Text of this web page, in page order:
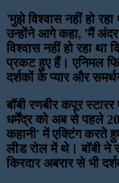
'मुझे विश्वास नहीं हो रहा
उन्होंने आगे कहा, 'मैं अंदर
विश्वास नहीं हो रहा
प्रकट हुए हैं। एनिमल
दर्शकों के प्यार और
बॉबी रणबीर कपूर
धर्मेंद्र को अब से पहले
कहानी' में एक्टिंग करते
लीड रोल में थे। बॉबी ने
किरदार अबरार से भी